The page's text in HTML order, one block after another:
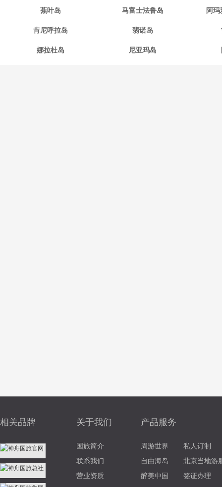
蕉叶岛 马富士法鲁岛 阿
肯尼呼拉岛 翡诺岛
娜拉杜岛 尼亚玛岛
相关品牌 关于我们
国旅简介
联系我们
营业资质
产品服务
周游世界
私人订制
自由海岛
北京当地游
醉美中国
签证办理